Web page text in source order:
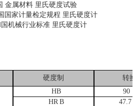
金属材料 里氏硬度试验
国家计量检定规程 里氏硬度计
国机械行业标准 里氏硬度计
硬度制
转换
HB 90
HR B 47.7